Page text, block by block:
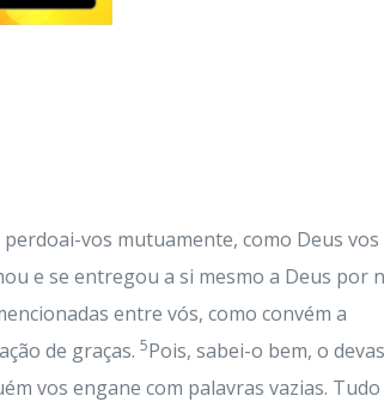
vos mutuamente, como Deus
e se entregou a si mesmo a Deus por
entre vós, como convém a
de graças. 5Pois, sabei-o bem, o
vos engane com palavras vazias.